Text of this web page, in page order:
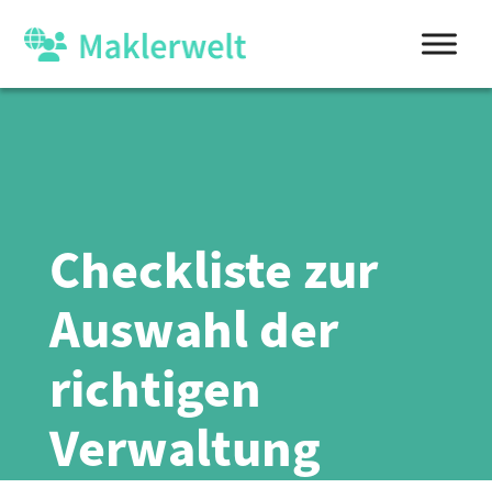
Checkliste zur
Auswahl der
richtigen
Verwaltung